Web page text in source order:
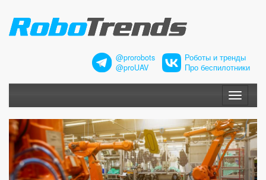
@prorobots
@proUAV
Роботы и тренды
Про беспилотники
Меню